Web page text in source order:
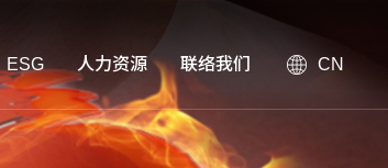
CN
ESG 人力资源 联络我们